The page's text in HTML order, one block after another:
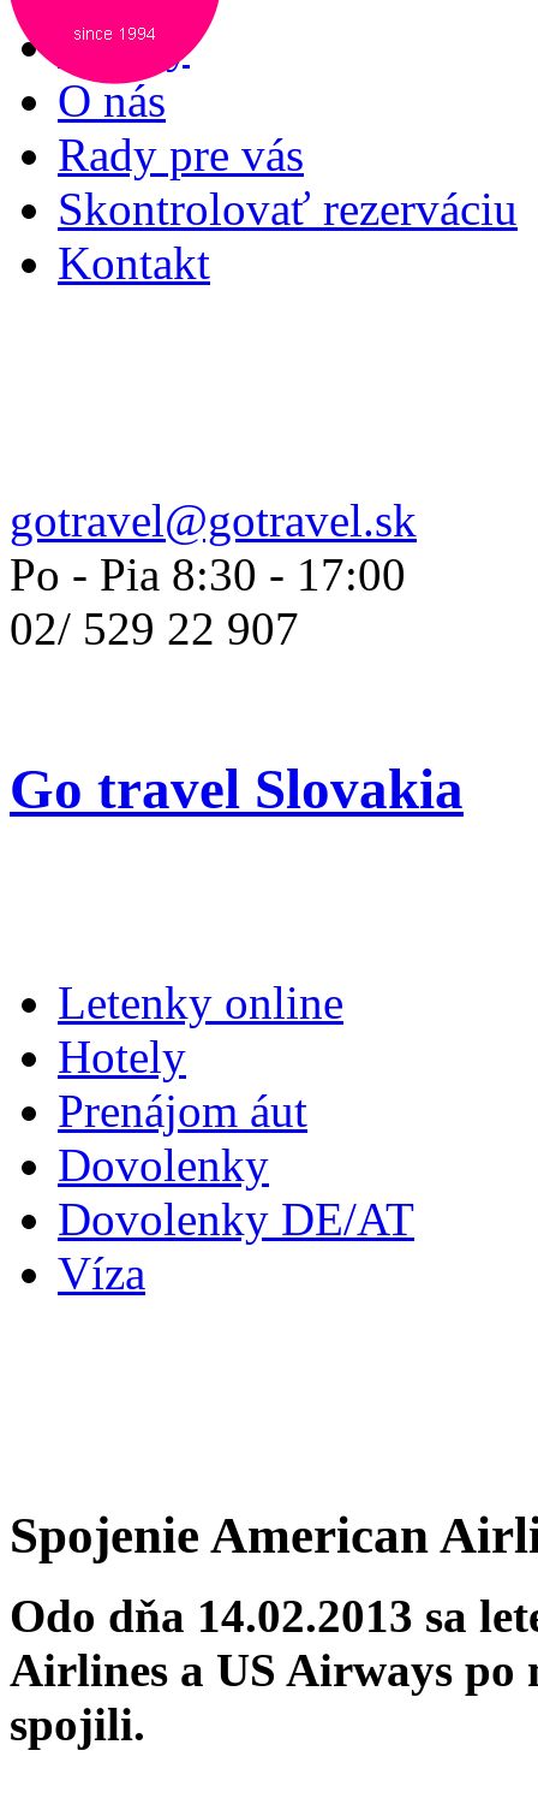
Služby
O nás
Rady pre vás
Skontrolovať rezerváciu
Kontakt
gotravel@gotravel.sk
Po - Pia 8:30 - 17:00
02/ 529 22 907
Go travel Slovakia
Letenky online
Hotely
Prenájom áut
Dovolenky
Dovolenky DE/AT
Víza
Spojenie American
Odo dňa 14.02.2013 sa
Airlines a US Airways po
spojili.